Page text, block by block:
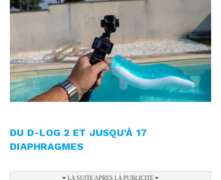
DU D-LOG 2 ET JUSQU’À 17
DIAPHRAGMES